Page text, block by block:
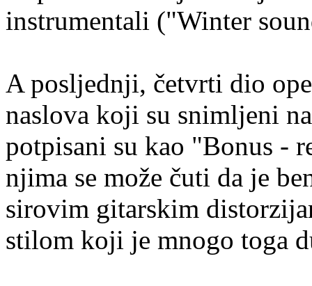
instrumentali ("Winter
A posljednji, četvrti dio
naslova koji su snimljeni
potpisani su kao "Bonus -
njima se može čuti da je
sirovim gitarskim
stilom koji je mnogo toga